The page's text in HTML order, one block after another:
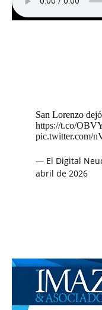
San Lorenzo
https://t.co/
pic.twitter.com/
— El Digital
abril de 2026